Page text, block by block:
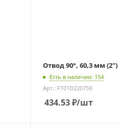
Отвод 90°, 60,3 мм (2")
Есть в наличии: 154
Арт.: FT01D220759
434.53₽/шт